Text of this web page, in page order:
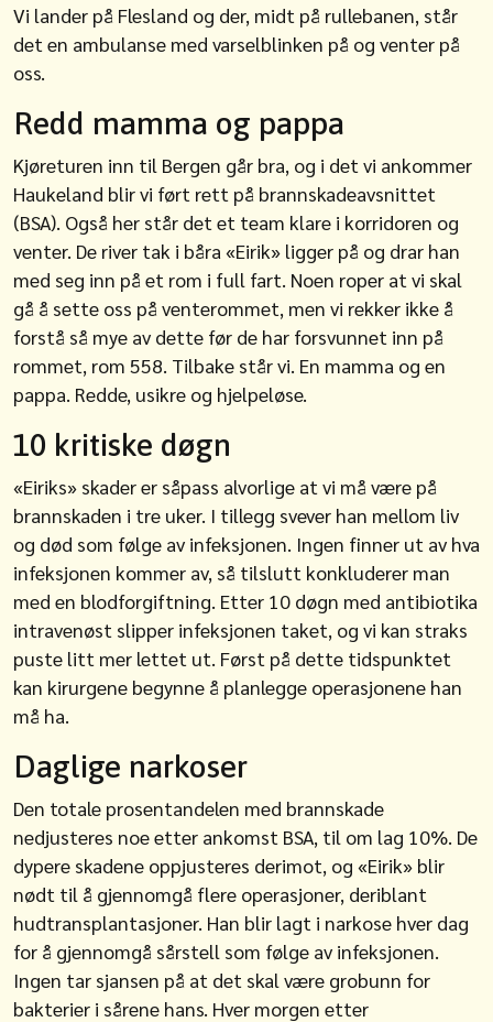
Vi lander på Flesland og der, midt på rullebanen, står
det en ambulanse med varselblinken på og venter på
oss.
Redd mamma og pappa
Kjøreturen inn til Bergen går bra, og i det vi ankommer
Haukeland blir vi ført rett på brannskadeavsnittet
(BSA). Også her står det et team klare i korridoren og
venter. De river tak i båra «Eirik» ligger på og drar han
med seg inn på et rom i full fart. Noen roper at vi skal
gå å sette oss på venterommet, men vi rekker ikke å
forstå så mye av dette før de har forsvunnet inn på
rommet, rom 558. Tilbake står vi. En mamma og en
pappa. Redde, usikre og hjelpeløse.
10 kritiske døgn
«Eiriks» skader er såpass alvorlige at vi må være på
brannskaden i tre uker. I tillegg svever han mellom liv
og død som følge av infeksjonen. Ingen finner ut av hva
infeksjonen kommer av, så tilslutt konkluderer man
med en blodforgiftning. Etter 10 døgn med antibiotika
intravenøst slipper infeksjonen taket, og vi kan straks
puste litt mer lettet ut. Først på dette tidspunktet
kan kirurgene begynne å planlegge operasjonene han
må ha.
Daglige narkoser
Den totale prosentandelen med brannskade
nedjusteres noe etter ankomst BSA, til om lag 10%. De
dypere skadene oppjusteres derimot, og «Eirik» blir
nødt til å gjennomgå flere operasjoner, deriblant
hudtransplantasjoner. Han blir lagt i narkose hver dag
for å gjennomgå sårstell som følge av infeksjonen.
Ingen tar sjansen på at det skal være grobunn for
bakterier i sårene hans. Hver morgen etter